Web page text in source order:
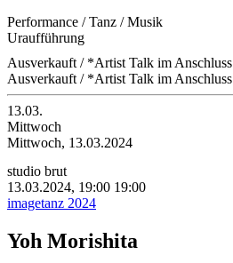
Performance / Tanz / Musik
Uraufführung
Ausverkauft / *Artist Talk im Anschluss
Ausverkauft / *Artist Talk im Anschluss
13.03.
Mittwoch
Mittwoch, 13.03.2024
studio brut
13.03.2024, 19:00 19:00
imagetanz 2024
Yoh Morishita